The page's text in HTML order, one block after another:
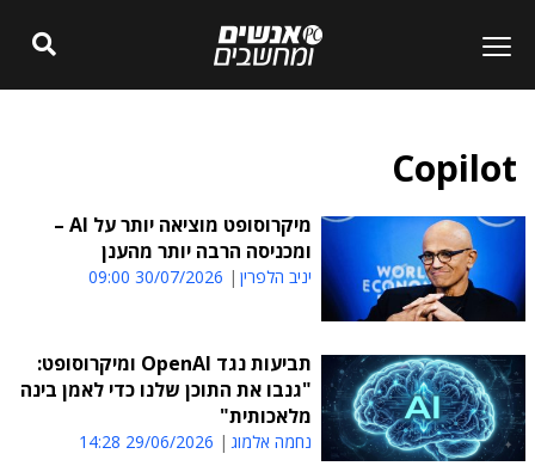
Copilot
מיקרוסופט מוציאה יותר על AI –
ומכניסה הרבה יותר מהענן
יניב הלפרין 30/07/2026 09:00
תביעות נגד OpenAI ומיקרוסופט:
"גנבו את התוכן שלנו כדי לאמן בינה
מלאכותית"
נחמה אלמוג 29/06/2026 14:28